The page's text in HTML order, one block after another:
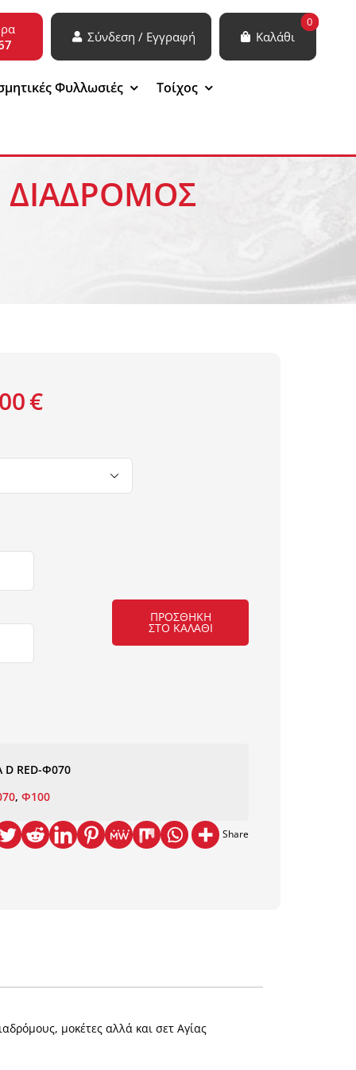
Σύνδεση / Εγγραφή Καλάθι
0
Φυλλωσιές Τοίχος
ΔΙΑΔΡΟΜΟΣ
€

ΕΚΚΛΗΣΙΑΣΤΙΚΟ
ΠΡΟΣΘΉΚΗ
ΣΤΟ ΚΑΛΆΘΙ
D RΕD-Φ070
,Φ100
Share
μοκέτες αλλά και σετ Αγίας